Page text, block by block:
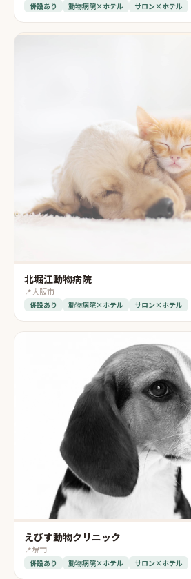
併設あり 動物病院×ホテル サロン×ホテル
北堀江動物病院
📍大阪市
併設あり 動物病院×ホテル サロン×ホテル
えびす動物クリニック
📍堺市
併設あり 動物病院×ホテル サロン×ホテル